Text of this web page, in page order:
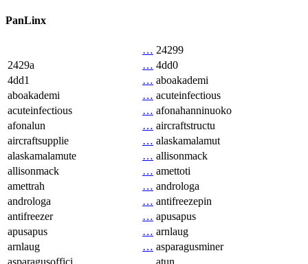
PanLinx
… 24299
2429a
… 4dd0
4dd1
… aboakademi
aboakademi
… acuteinfectious
acuteinfectious
… afonahanninuoko
afonalun
… aircraftstructu
aircraftsupplie
… alaskamalamut
alaskamalamute
… allisonmack
allisonmack
… amettoti
amettrah
… androloga
androloga
… antifreezepin
antifreezer
… apusapus
apusapus
… arnlaug
arnlaug
… asparagusminer
asparagusoffici
… atun